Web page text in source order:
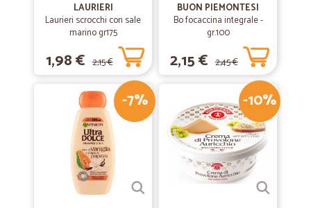
LAURIERI
Laurieri scrocchi con sale
marino gr175
1,98 € 2,15 €
BUON PIEMONTESI
Bo focaccina integrale -
gr.100
2,15 € 2,45 €
-7% -10%